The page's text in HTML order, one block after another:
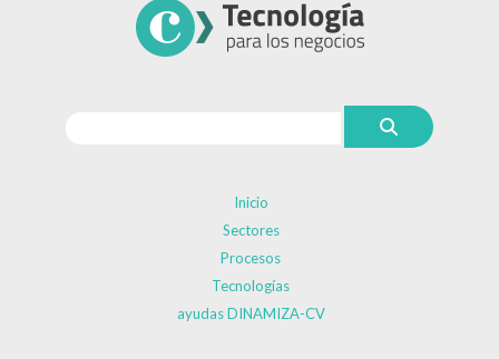
Inicio
Sectores
Procesos
Tecnologías
ayudas DINAMIZA-CV